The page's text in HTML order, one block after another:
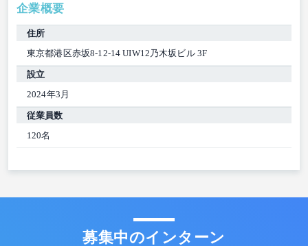
企業概要
住所
東京都港区赤坂8-12-14 UIW12乃木坂ビル 3F
設立
2024年3月
従業員数
120名
募集中のインターン